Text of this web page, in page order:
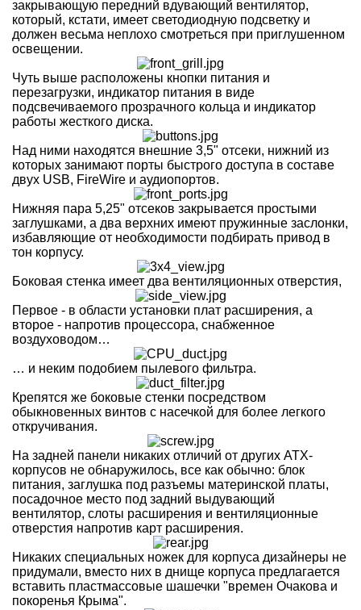
закрывающую передний вдувающий вентилятор,
который, кстати, имеет светодиодную подсветку и
должен весьма неплохо смотреться при приглушенном
освещении.
Чуть выше расположены кнопки питания и
перезагрузки, индикатор питания в виде
подсвечиваемого прозрачного кольца и индикатор
работы жесткого диска.
Над ними находятся внешние 3,5" отсеки, нижний из
которых занимают порты быстрого доступа в составе
двух USB, FireWire и аудиопортов.
Нижняя пара 5,25" отсеков закрывается простыми
заглушками, а два верхних имеют пружинные заслонки,
избавляющие от необходимости подбирать привод в
тон корпусу.
Боковая стенка имеет два вентиляционных отверстия,
Первое - в области установки плат расширения, а
второе - напротив процессора, снабженное
воздуховодом…
… и неким подобием пылевого фильтра.
Крепятся же боковые стенки посредством
обыкновенных винтов с насечкой для более легкого
откручивания.
На задней панели никаких отличий от других ATX-
корпусов не обнаружилось, все как обычно: блок
питания, заглушка под разъемы материнской платы,
посадочное место под задний выдувающий
вентилятор, слоты расширения и вентиляционные
отверстия напротив карт расширения.
Никаких специальных ножек для корпуса дизайнеры не
придумали, вместо них в днище корпуса предлагается
вставить пластмассовые шашечки "времен Очакова и
покоренья Крыма".